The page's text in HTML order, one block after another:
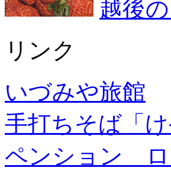
越後
リンク
いづみや旅館
手打ちそば「け
ペンション ロ